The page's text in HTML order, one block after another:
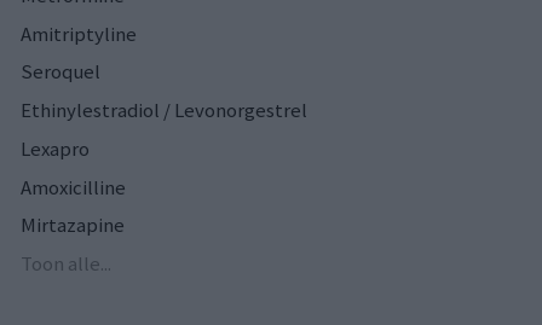
Amitriptyline
Seroquel
Ethinylestradiol / Levonorgestrel
Lexapro
Amoxicilline
Mirtazapine
Toon alle...